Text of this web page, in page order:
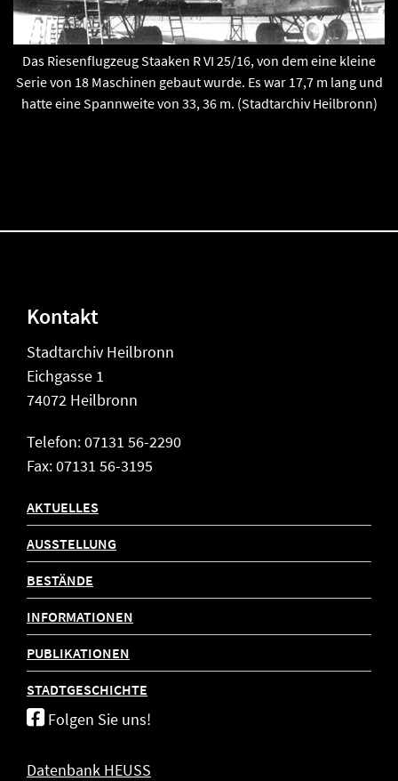
Das Riesenflugzeug Staaken R VI 25/16, von dem eine kleine
Serie von 18 Maschinen gebaut wurde. Es war 17,7 m lang und
hatte eine Spannweite von 33, 36 m. (Stadtarchiv Heilbronn)
Kontakt
Stadtarchiv Heilbronn
Eichgasse 1
74072 Heilbronn
Telefon: 07131 56-2290
Fax: 07131 56-3195
AKTUELLES
AUSSTELLUNG
BESTÄNDE
INFORMATIONEN
PUBLIKATIONEN
STADTGESCHICHTE
Folgen Sie uns!
Datenbank HEUSS